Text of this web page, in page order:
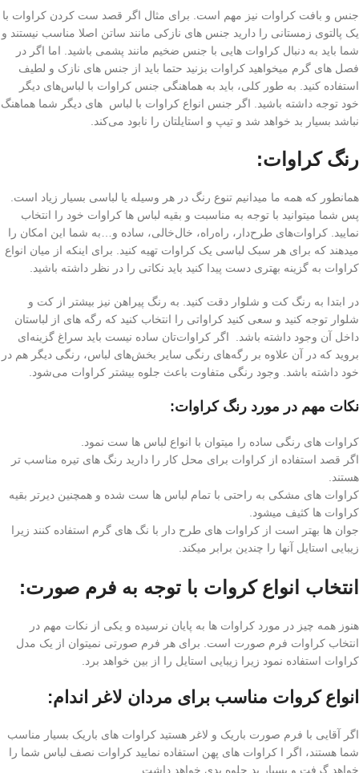
جنس و بافت کراوات نیز مهم است. برای مثال اگر قصد ست کردن کراوات با
یک پالتوی زمستانی را دارید جنس های نازکی مانند ساتن اصلا مناسب نیستند و
شما باید به دنبال کراوات هایی با جنس ضخیم مانند پشمی باشید. اما اگر در
فصل های گرم میخواهید کراوات بزنید حتما باید از جنس های نازک و لطیف
استفاده کنید. به طور کلی، باید به هماهنگی جنس کراوات با لباس‌های دیگر
خود توجه داشته باشید. اگر جنس انواع کراوات با لباس های دیگر شما هماهنگ
نباشد بسیار بد خواهد شد و تیپ و استایلتان را نابود می‌کند.
رنگ کراوات:
همانطور که همه ما میدانیم تنوع رنگ در هر وسیله یا لباسی بسیار زیاد است.
پس شما میتوانید با توجه به مناسبت و بقیه لباس ها کراوات خود را انتخاب
نمایید. کراوات‌های طرح‌دار، راه‌راه، خال‌خالی، ساده و…به شما این امکان را
میدهند که برای هر سبک لباسی یک کراوات تهیه کنید. برای اینکه از میان انواع
کراوات به گزینه بهتری دست پیدا کنید باید نکاتی را در نظر داشته باشید.
در ابتدا به رنگ کت و شلوار دقت کنید. به رنگ پیراهن نیز بیشتر از کت و
شلوار توجه کنید و سعی کنید کراواتی را انتخاب کنید که رگه های از لباستان
داخل آن وجود داشته باشد. اگر کراوات‌تان ساده نیست باید سراغ گزینه‌ای
بروید که در آن علاوه بر رگه‌های رنگی سایر بخش‌های لباس، رنگی دیگر هم در
خود داشته باشد. وجود رنگی متفاوت باعث جلوه بیشتر کراوات می‌شود.
نکات مهم در مورد رنگ کراوات:
کراوات های رنگی ساده را میتوان با انواع لباس ها ست نمود.
اگر قصد استفاده از کراوات برای محل کار را دارید رنگ های تیره مناسب تر
هستند.
کراوات های مشکی به راحتی با تمام لباس ها ست شده و همچنین دیرتر بقیه
کراوات ها کثیف میشود.
جوان ها بهتر است از کراوات های طرح دار با نگ های گرم استفاده کنند زیرا
زیبایی استایل آنها را چندین برابر میکند.
انتخاب انواع کروات با توجه به فرم صورت:
هنوز همه چیز در مورد کراوات ها به پایان نرسیده و یکی از نکات مهم در
انتخاب کراوات فرم صورت است. برای هر فرم صورتی نمیتوان از یک مدل
کراوات استفاده نمود زیرا زیبایی استایل را از بین خواهد برد.
انواع کروات مناسب برای مردان لاغر اندام:
اگر آقایی با فرم صورت باریک و لاغر هستید کراوات های باریک بسیار مناسب
شما هستند، اگر ا کراوات های پهن استفاده نمایید کراوات نصف لباس شما را
خواهد گرفت و بسیار بد جلوه بدی خواهد داشت.